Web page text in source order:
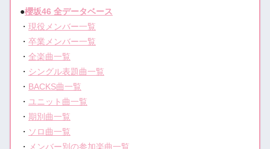
●櫻坂46 全データベース
・現役メンバー一覧
・卒業メンバー一覧
・全楽曲一覧
・ シングル表題曲一覧
・ BACKS曲一覧
・ ユニット曲一覧
・期別曲一覧
・ ソロ曲一覧
・ メンバー別の参加楽曲一覧